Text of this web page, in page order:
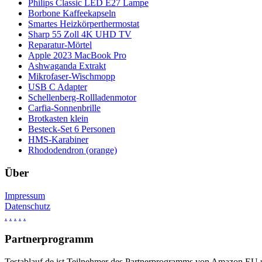
Philips Classic LED E27 Lampe
Borbone Kaffeekapseln
Smartes Heizkörperthermostat
Sharp 55 Zoll 4K UHD TV
Reparatur-Mörtel
Apple 2023 MacBook Pro
Ashwaganda Extrakt
Mikrofaser-Wischmopp
USB C Adapter
Schellenberg-Rollladenmotor
Carfia-Sonnenbrille
Brotkasten klein
Besteck-Set 6 Personen
HMS-Karabiner
Rhododendron (orange)
Über
Impressum
Datenschutz
. . . . .
Partnerprogramm